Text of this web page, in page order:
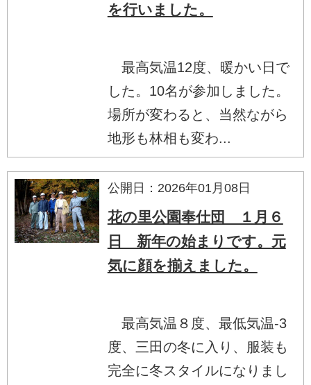
を行いました。
最高気温12度、暖かい日で
した。10名が参加しました。
場所が変わると、当然ながら
地形も林相も変わ...
公開日：2026年01月08日
花の里公園奉仕団 １月６
日 新年の始まりです。元
気に顔を揃えました。
最高気温８度、最低気温-3
度、三田の冬に入り、服装も
完全に冬スタイルになりまし